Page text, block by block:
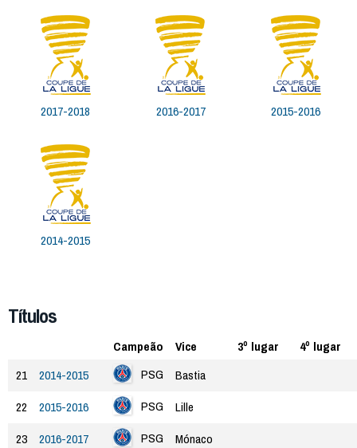
2017-2018 2016-2017 2015-2016
2014-2015
Títulos
Campeão Vice 3º lugar
4º lugar
21
2014-2015 PSG
Bastia
22
2015-2016 PSG
Lille
23
2016-2017 PSG
Mónaco